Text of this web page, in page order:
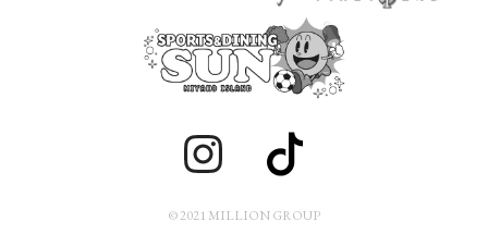
© 2021 MILLION GROUP